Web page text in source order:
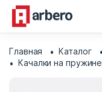
Главная Каталог
Качалки на пружине